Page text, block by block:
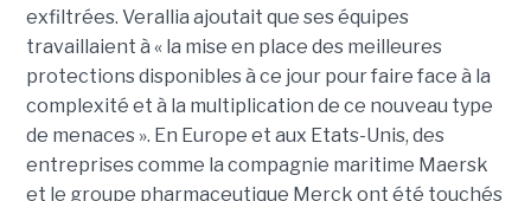
exfiltrées. Verallia ajoutait que ses équipes
travaillaient à « la mise en place des meilleures
protections disponibles à ce jour pour faire face à la
complexité et à la multiplication de ce nouveau type
de menaces ». En Europe et aux Etats-Unis, des
entreprises comme la compagnie maritime Maersk
et le groupe pharmaceutique Merck ont été touchés